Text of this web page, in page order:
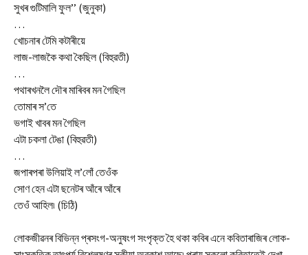
সুখৰ গুটিমালি ফুল’’ (জুনুকা)
…
খোচনাৰ টেমি কটাৰীয়ে
লাজ-লাজকৈ কথা কৈছিল (বিহুৱতী)
…
পথাৰখনলৈ দৌৰ মাৰিবৰ মন গৈছিল
তোমাৰ স’তে
ভগাই খাবৰ মন গৈছিল
এটা চকলা টেঙা (বিহুৱতী)
…
জপাৰপৰা উলিয়াই ল’লোঁ তেওঁক
সোণ হেন এটা ছনেটৰ আঁৰে আঁৰে
তেওঁ আহিল৷ (চিঠি)
লোকজীৱনৰ বিভিন্ন প্ৰসংগ-অনুষংগ সংপৃক্ত হৈ থকা কবিৰ এনে কবিতাৰাজিৰ লোক-